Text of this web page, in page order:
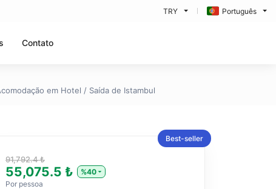
TRY Português
Contato
em Hotel / Saída de Istambul
Best-seller
91,792.4 ₺
55,075.5 ₺
%40
Por pessoa